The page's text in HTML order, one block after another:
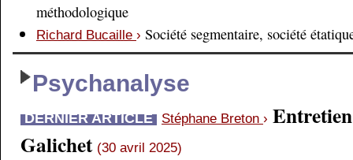
méthodologique
Richard Bucaille › Société segmentaire, société
Psychanalyse
DERNIER ARTICLE Stéphane Breton ›
Galichet (30 avril 2025)